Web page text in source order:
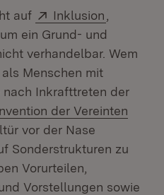
auf Extern:
Inklusion
ein Grund- und
verhandelbar. Wem
Menschen mit
nach Inkrafttreten der
der Vereinten
neuem Fenster)
vor der Nase
Sonderstrukturen zu
Vorurteilen,
Vorstellungen sowie